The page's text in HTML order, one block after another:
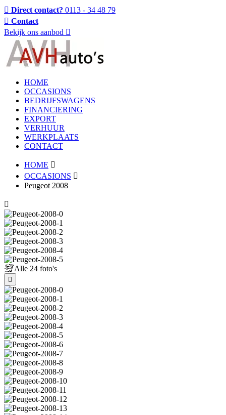
Direct contact? 0113 - 34 48 79
Contact
Bekijk ons aanbod
HOME
OCCASIONS
BEDRIJFSWAGENS
FINANCIERING
EXPORT
VERHUUR
WERKPLAATS
CONTACT
HOME
OCCASIONS
Peugeot 2008
Alle 24 foto's